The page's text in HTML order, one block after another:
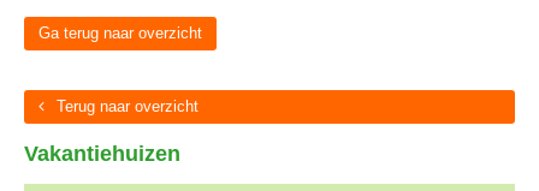
Ga terug naar overzicht
Terug naar overzicht
Vakantiehuizen